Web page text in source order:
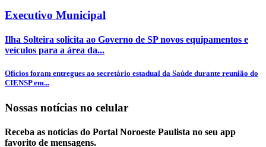
Executivo Municipal
Ilha Solteira solicita ao Governo de SP novos equipamentos e
veículos para a área da...
Ofícios foram entregues ao secretário estadual da Saúde durante reunião do
CIENSP em...
Nossas notícias no celular
Receba as notícias do Portal Noroeste Paulista no seu app
favorito de mensagens.